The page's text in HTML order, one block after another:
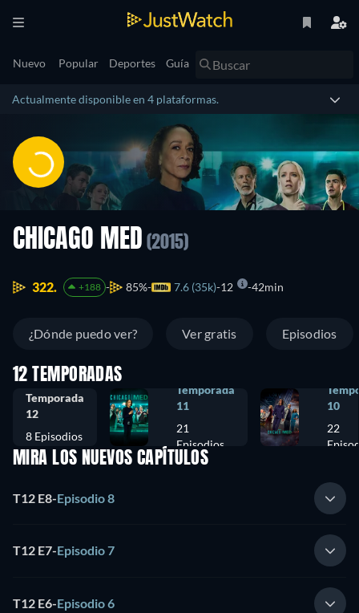
Nuevo Popular Deportes Guía
Actualmente disponible en 4 plataformas.
CHICAGO MED (2015)
322. +188 85% 7.6 (35k) 12 42min
¿Dónde puedo ver? Ver gratis Episodios
12 TEMPORADAS
Temporada
12
8 Episodios
Temporada
11
21
Episodios
10
22
MIRA LOS NUEVOS CAPÍTULOS
T12 E8-Episodio 8
T12 E7-Episodio 7
T12 E6-Episodio 6